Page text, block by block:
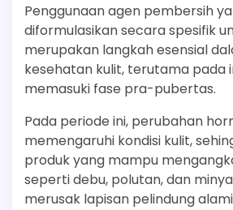
Penggunaan agen pembersih
diformulasikan secara spesifik
merupakan langkah esensial
kesehatan kulit, terutama pada
memasuki fase pra-pubertas.
Pada periode ini, perubahan
memengaruhi kondisi kulit,
produk yang mampu
seperti debu, polutan, dan
merusak lapisan pelindung